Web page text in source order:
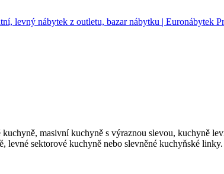
masivní kuchyně s výraznou slevou, kuchyně
levné sektorové kuchyně nebo slevněné kuchyňské linky.